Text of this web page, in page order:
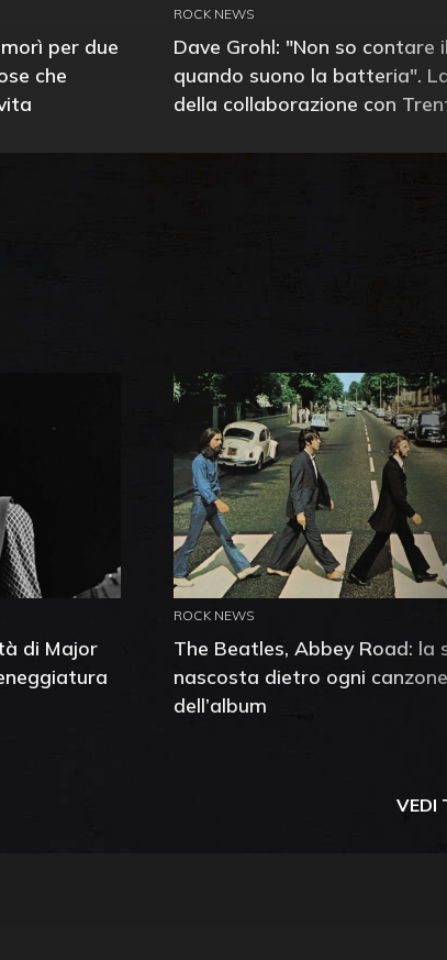
per due
che
ROCK NEWS
Dave Grohl: "Non so contare
quando suono la batteria".
della collaborazione con
di Major
ROCK NEWS
The Beatles, Abbey Road: la
nascosta dietro ogni canzone
dell’album
VEDI